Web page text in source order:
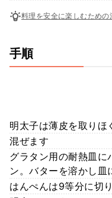
料理を安全に楽しむための
手順
明太子は薄皮を取りほ
混ぜます
グラタン用の耐熱皿
ン。バターを溶かし皿
はんぺんは9等分に切